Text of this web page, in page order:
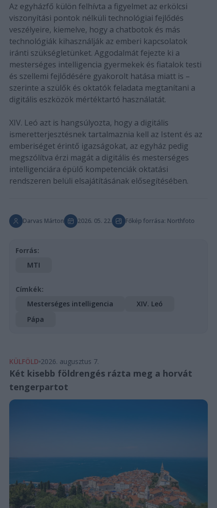
Az egyházfő külön felhívta a figyelmet az erkölcsi
viszonyítási pontok nélküli technológiai fejlődés
veszélyeire, kiemelve, hogy a chatbotok és más
technológiák kihasználják az emberi kapcsolatok
iránti szükségletünket. Aggodalmát fejezte ki a
mesterséges intelligencia gyermekek és fiatalok testi
és szellemi fejlődésére gyakorolt hatása miatt is –
szerinte a szülők és oktatók feladata megtanítani a
digitális eszközök mértéktartó használatát.
XIV. Leó azt is hangsúlyozta, hogy a digitális
ismeretterjesztésnek tartalmaznia kell az Istent és az
emberiséget érintő igazságokat, az egyház pedig
megszólítva érzi magát a digitális és mesterséges
intelligenciára épülő kompetenciák oktatási
rendszeren belüli elsajátításának elősegítésében.
Darvas Márton 2026. 05. 22. Főkép forrása: Northfoto
Forrás:
MTI
Címkék:
Mesterséges intelligencia
XIV. Leó
Pápa
KÜLFÖLD 2026. augusztus 7.
Két kisebb földrengés rázta meg a horvát
tengerpartot